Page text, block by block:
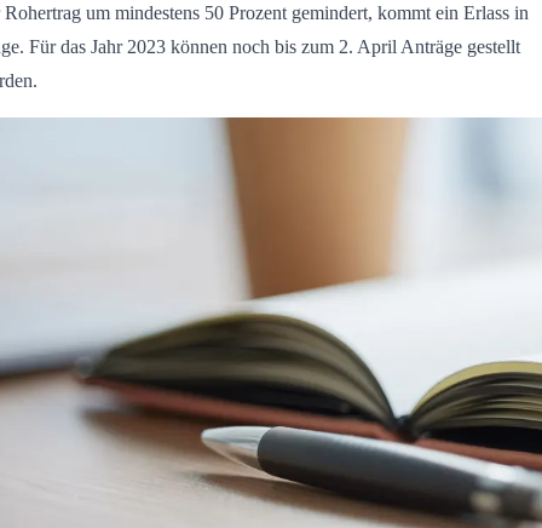
Rohertrag um mindestens 50 Prozent gemindert, kommt ein Erlass in
Für das Jahr 2023 können noch bis zum 2. April Anträge gestellt